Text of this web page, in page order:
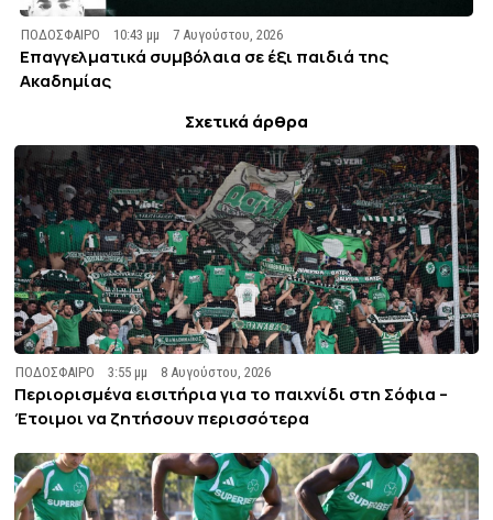
ΠΟΔΟΣΦΑΙΡΟ 10:43 μμ 7 Αυγούστου, 2026
Επαγγελματικά συμβόλαια σε έξι παιδιά της
Ακαδημίας
Σχετικά άρθρα
ΠΟΔΟΣΦΑΙΡΟ 3:55 μμ 8 Αυγούστου, 2026
Περιορισμένα εισιτήρια για το παιχνίδι στη Σόφια –
Έτοιμοι να ζητήσουν περισσότερα